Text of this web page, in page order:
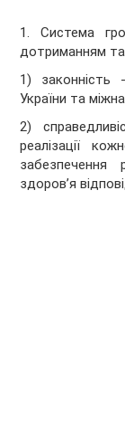
1. Система
дотриманням
1) законність
України та
2)
реалізації
здоров’я